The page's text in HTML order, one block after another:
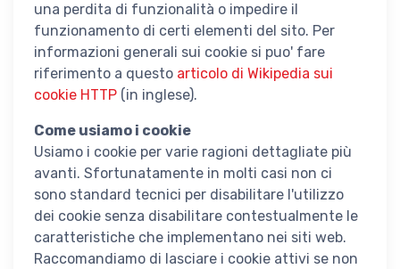
una perdita di funzionalità o impedire il
funzionamento di certi elementi del sito. Per
informazioni generali sui cookie si puo' fare
riferimento a questo articolo di Wikipedia sui
cookie HTTP (in inglese).
Come usiamo i cookie
Usiamo i cookie per varie ragioni dettagliate più
avanti. Sfortunatamente in molti casi non ci
sono standard tecnici per disabilitare l'utilizzo
dei cookie senza disabilitare contestualmente le
caratteristiche che implementano nei siti web.
Raccomandiamo di lasciare i cookie attivi se non